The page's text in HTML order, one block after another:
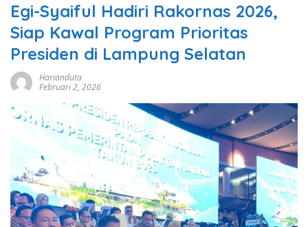
Egi-Syaiful Hadiri Rakornas 2026,
Siap Kawal Program Prioritas
Presiden di Lampung Selatan
Harianduta
Februari 2, 2026